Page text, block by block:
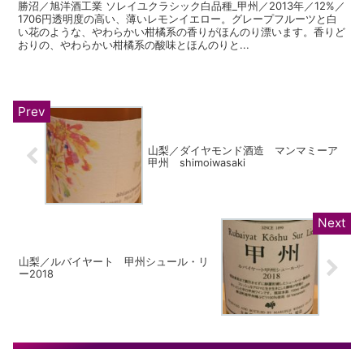
勝沼／旭洋酒工業 ソレイユクラシック白品種_甲州／2013年／12%／
1706円透明度の高い、薄いレモンイエロー。グレープフルーツと白
い花のような、やわらかい柑橘系の香りがほんのり漂います。香りど
おりの、やわらかい柑橘系の酸味とほんのりと...
山梨／ダイヤモンド酒造 マンマミーア
甲州 shimoiwasaki
山梨／ルバイヤート 甲州シュール・リ
ー2018